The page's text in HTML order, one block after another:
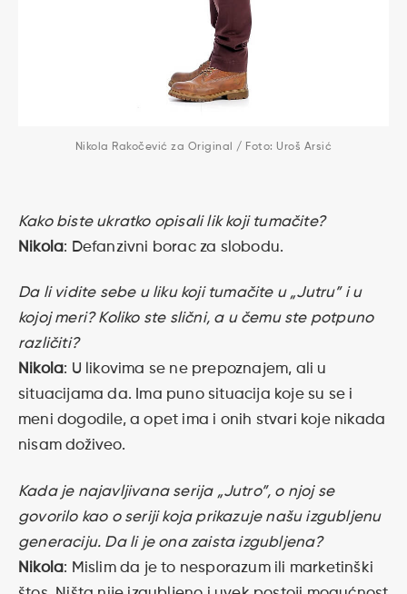
Nikola Rakočević za Original / Foto: Uroš Arsić
Kako biste ukratko opisali lik koji tumačite?
Nikola: Defanzivni borac za slobodu.
Da li vidite sebe u liku koji tumačite u „Jutru” i u
kojoj meri? Koliko ste slični, a u čemu ste potpuno
različiti?
Nikola: U likovima se ne prepoznajem, ali u
situacijama da. Ima puno situacija koje su se i
meni dogodile, a opet ima i onih stvari koje nikada
nisam doživeo.
Kada je najavljivana serija „Jutro”, o njoj se
govorilo kao o seriji koja prikazuje našu izgubljenu
generaciju. Da li je ona zaista izgubljena?
Nikola: Mislim da je to nesporazum ili marketinški